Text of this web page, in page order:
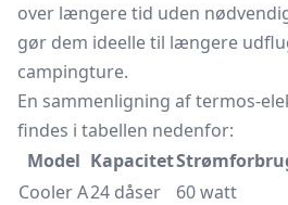
over længere tid uden
gør dem ideelle til længere
campingture.
En sammenligning af termos-
findes i tabellen nedenfor:
Model Kapacitet
Cooler A24 dåser
60 watt